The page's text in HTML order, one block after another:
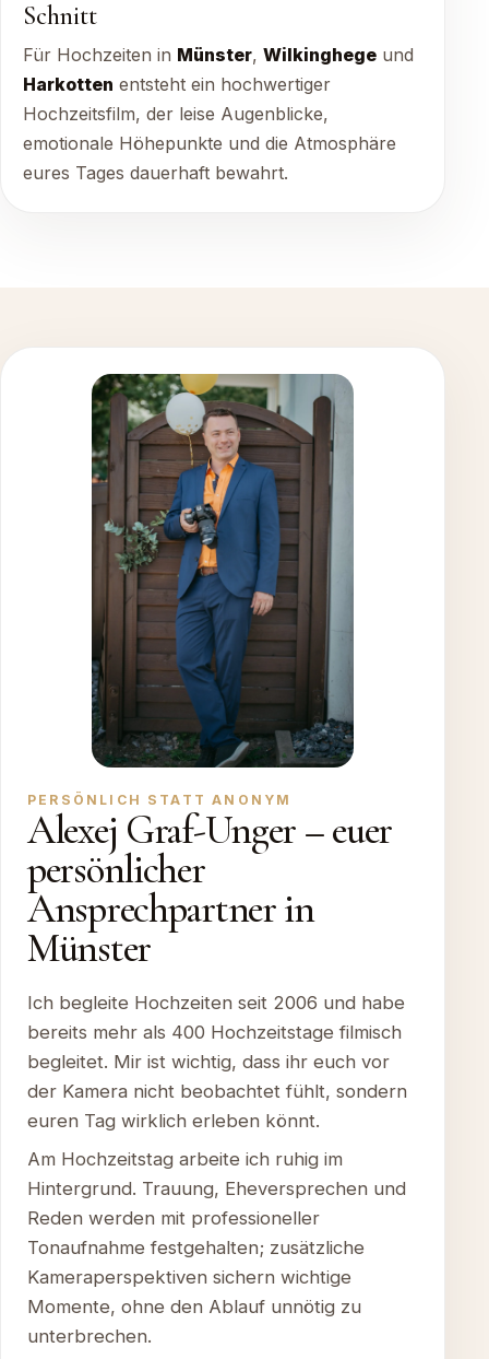
Schnitt
Für Hochzeiten in Münster, Wilkinghege und
Harkotten entsteht ein hochwertiger
Hochzeitsfilm, der leise Augenblicke,
emotionale Höhepunkte und die Atmosphäre
eures Tages dauerhaft bewahrt.
PERSÖNLICH STATT ANONYM
Alexej Graf-Unger – euer
persönlicher
Ansprechpartner in
Münster
Ich begleite Hochzeiten seit 2006 und habe
bereits mehr als 400 Hochzeitstage filmisch
begleitet. Mir ist wichtig, dass ihr euch vor
der Kamera nicht beobachtet fühlt, sondern
euren Tag wirklich erleben könnt.
Am Hochzeitstag arbeite ich ruhig im
Hintergrund. Trauung, Eheversprechen und
Reden werden mit professioneller
Tonaufnahme festgehalten; zusätzliche
Kameraperspektiven sichern wichtige
Momente, ohne den Ablauf unnötig zu
unterbrechen.